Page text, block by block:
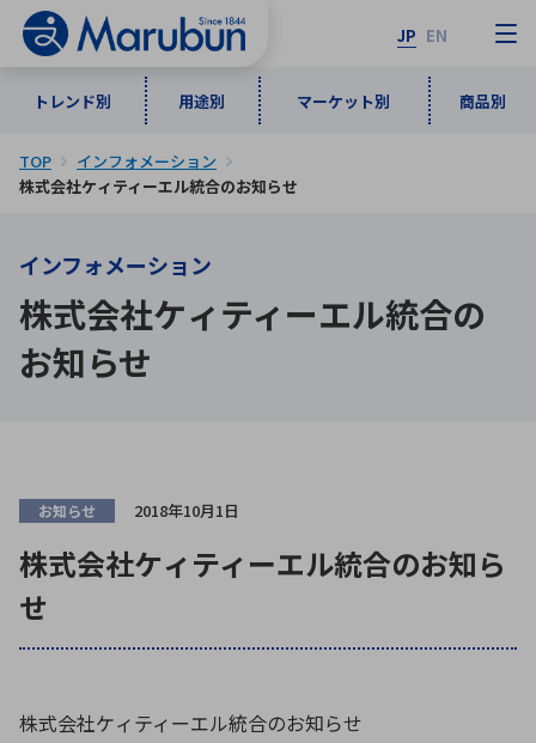
JP EN
トレンド別 用途別 マーケット別 商品別
トレンド別
インダストリアルDXソリューション
ロボティクス（AI）
用途別
通信・ネットワーク
品質管理・検査
マーケット別
自動車 産業
民生 医療
商品別
半導体・電子部品 ソフトウェア
ICTソリューション 組立・ロボティクス
メーカ一覧
50音順
あ行 か行 さ行
た行
な行
アルファベット順
A B C
D
I
J K
L
Q
R S
TOP
インフォメーション
株式会社ケィティーエル統合のお知らせ
インフォメーション
株式会社ケィティーエル統合の
お知らせ
お知らせ 2018年10月1日
株式会社ケィティーエル統合のお知ら
せ
株式会社ケィティーエル統合のお知らせ